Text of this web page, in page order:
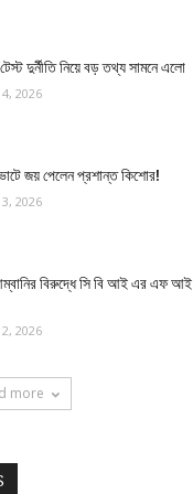
দুর্নীতি নিয়ে বড় তথ্য সামনে এলো
2026
জয় পেলেন প্রশান্ত কিশোর!
2026
বিরুদ্ধে সি বি আই এর এফ আই
2026
more